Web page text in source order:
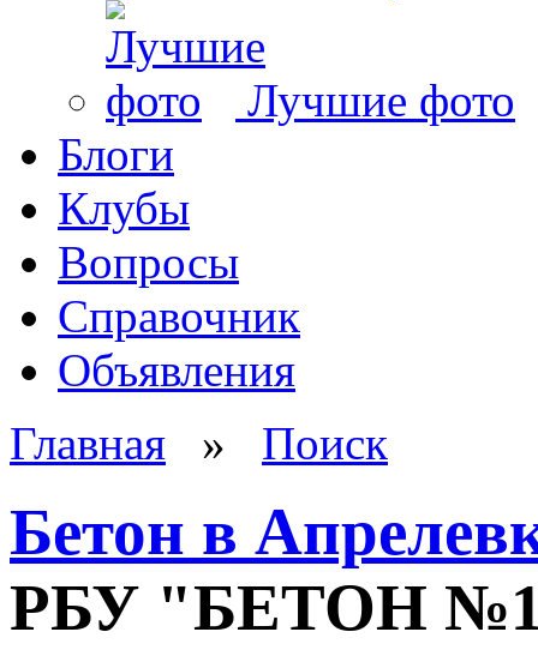
Лучшие фото
Блоги
Клубы
Вопросы
Справочник
Объявления
Главная » Поиск
Бетон в
РБУ "БЕТОН